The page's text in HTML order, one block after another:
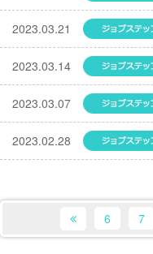
2023.03.21
2023.03.14
2023.03.07
2023.02.28
6 7